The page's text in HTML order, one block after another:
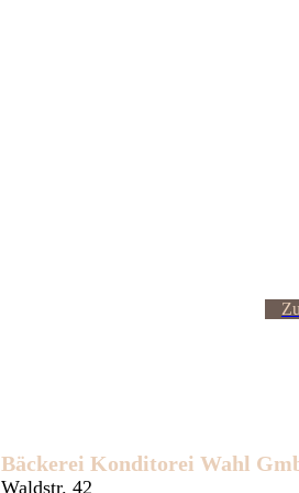
Bäckerei Konditorei Wahl
Waldstr. 42